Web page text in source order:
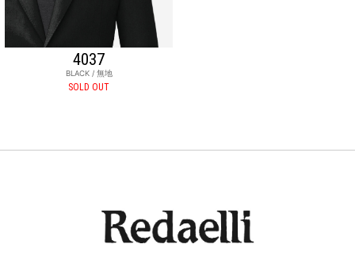
4037
BLACK / 無地
SOLD OUT